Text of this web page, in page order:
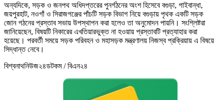
অন্যদিকে, সড়ক ও জনপথ অধিদপ্তরের পুনর্গঠনের অংশ হিসেবে বগুড়া, গাইবান্ধা,
জয়পুরহাট, নওগাঁ ও সিরাজগঞ্জের পাঁচটি সড়ক বিভাগ নিয়ে বগুড়ায় পৃথক একটি সড়ক
জোন গঠনের প্রস্তাব সভায় উপস্থাপন করা হলেও তা অনুমোদন পায়নি। সংশ্লিষ্টরা
জানিয়েছেন, বিষয়টি নিকারের এখতিয়ারভুক্ত না হওয়ায় প্রস্তাবটি প্রত্যাহার করা
হয়েছে। পরবর্তী সময়ে সড়ক পরিবহন ও মহাসড়ক মন্ত্রণালয় নিজস্ব প্রক্রিয়ায় এ বিষয়ে
সিদ্ধান্ত নেবে।
বিশ্বনাথনিউজ২৪ডটকম / বিএন২৪